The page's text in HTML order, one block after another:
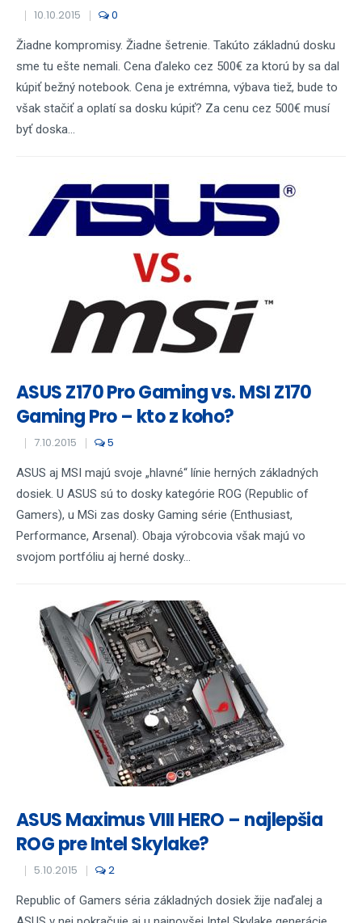
10.10.2015 0
Žiadne kompromisy. Žiadne šetrenie. Takúto základnú dosku
sme tu ešte nemali. Cena ďaleko cez 500€ za ktorú by sa dal
kúpiť bežný notebook. Cena je extrémna, výbava tiež, bude to
však stačiť a oplatí sa dosku kúpiť? Za cenu cez 500€ musí
byť doska...
ASUS Z170 Pro Gaming vs. MSI Z170
Gaming Pro – kto z koho?
7.10.2015 5
ASUS aj MSI majú svoje „hlavné“ línie herných základných
dosiek. U ASUS sú to dosky kategórie ROG (Republic of
Gamers), u MSi zas dosky Gaming série (Enthusiast,
Performance, Arsenal). Obaja výrobcovia však majú vo
svojom portfóliu aj herné dosky...
ASUS Maximus VIII HERO – najlepšia
ROG pre Intel Skylake?
5.10.2015 2
Republic of Gamers séria základných dosiek žije naďalej a